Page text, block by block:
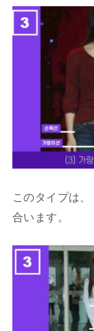
このタイプは
合います。